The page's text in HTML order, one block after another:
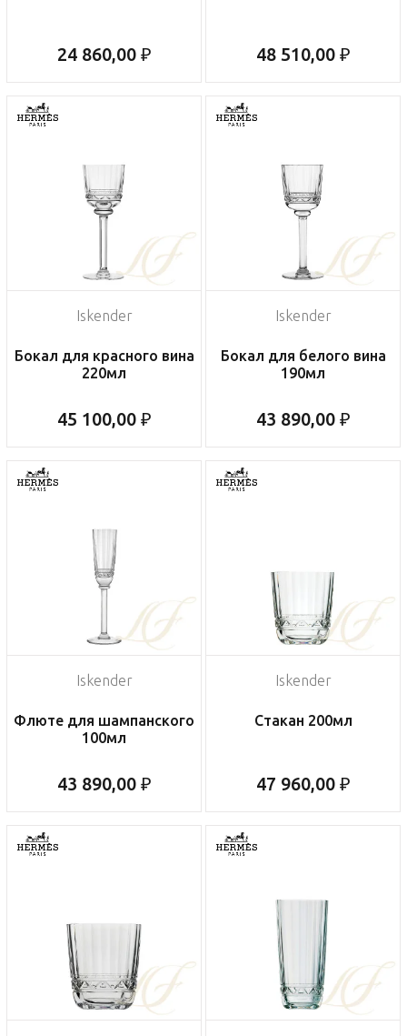
24 860,00 ₽ 48 510,00 ₽
Iskender
Бокал для красного вина
220мл
45 100,00 ₽
Iskender
Бокал для белого вина
190мл
43 890,00 ₽
Iskender
Флюте для шампанского
100мл
43 890,00 ₽
Iskender
Стакан 200мл
47 960,00 ₽